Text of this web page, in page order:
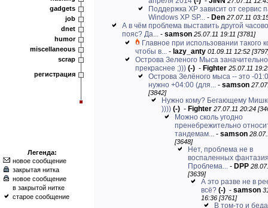
gadgets
job
dnet
humor
miscellaneous
scrap
регистрация
Легенда:
новое сообщение
закрытая нитка
новое сообщение
в закрытой нитке
старое сообщение
Поддержка XP зависит от сервис
Windows XP SP... - Den 27.07.11
А в чём проблема выставить другой
пояс? Да... - samson 25.07.11 19:11 [3781]
Главное при использовании такого
чтобы в... - lazy_anty 01.09.11 12:52
Острова Зеленого Мыса заначительно
прекраснее ;))) (-) - Fighter 25.07.11
Острова Зелёного мыса -- это -
нужно +04:00 (для... - samson
[3842]
Нужно кому? Бегающему
)))) (-) - Fighter 27.07.11 20:24
Можно сколь угодно
пренебрежительно
тандемам... - samson
[3648]
Нет, проблема не в
воспаленных
Проблема... - DPP
[3639]
А это разве не в
всё? (-) - samson
16:36 [3761]
В том-то и